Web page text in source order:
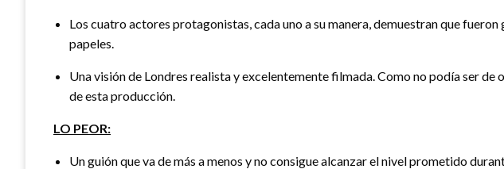
Los cuatro actores protagonistas, cada uno a su manera, demuestran que fueron
papeles.
Una visión de Londres realista y excelentemente filmada. Como no podía ser de
de esta producción.
LO PEOR:
Un guión que va de más a menos y no consigue alcanzar el nivel prometido